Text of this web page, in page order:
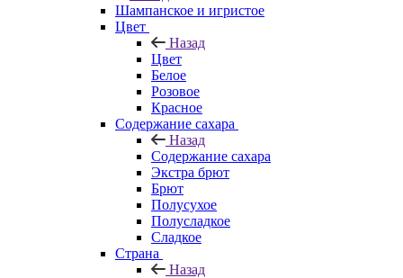
Шампанское и игристое
Цвет
Назад
Цвет
Белое
Розовое
Красное
Содержание сахара
Назад
Содержание сахара
Экстра брют
Брют
Полусухое
Полусладкое
Сладкое
Страна
Назад